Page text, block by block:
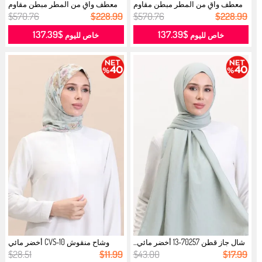
معطف واقٍ من المطر مبطن مقاوم
للماء...
$570.76 $228.99
خاص لليوم$137.39
معطف واقٍ من المطر مبطن مقاوم
للماء...
$570.76 $228.99
خاص لليوم $137.39
شال جاز قطن 70257-13 أخضر مائي...
$43.00 $17.99
وشاح منقوش CVS-10 أخضر مائي
وردي...
$28.51 $11.99